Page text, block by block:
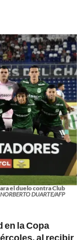
el duelo contra Club
NORBERTO DUARTE/AFP
en la Copa
al recibir